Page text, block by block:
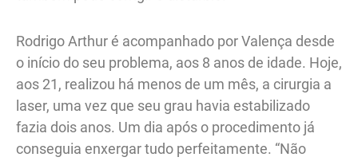
Rodrigo Arthur é acompanhado por Valença desde
o início do seu problema, aos 8 anos de idade. Hoje,
aos 21, realizou há menos de um mês, a cirurgia a
laser, uma vez que seu grau havia estabilizado
fazia dois anos. Um dia após o procedimento já
conseguia enxergar tudo perfeitamente. “Não